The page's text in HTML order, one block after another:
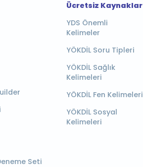
Seti
Ücretsiz Kaynaklar
YDS Önemli
Kelimeler
YÖKDİL Soru Tipleri
YÖKDİL Sağlık
Kelimeleri
YÖKDİL Fen Kelimeleri
YÖKDİL Sosyal
Kelimeleri